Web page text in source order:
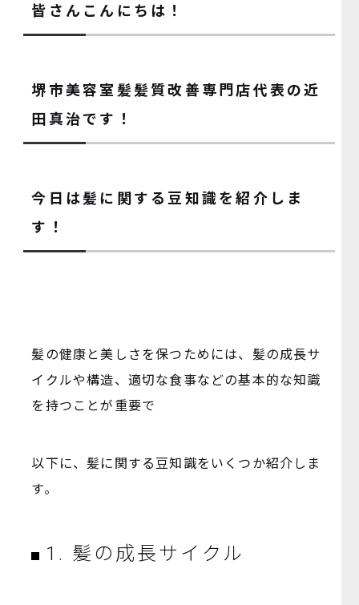
皆さんこんにちは！
堺市美容室髪髪質改善専門店代表の近
田真治です！
今日は髪に関する豆知識を紹介しま
す！
髪の健康と美しさを保つためには、髪の成長サ
イクルや構造、適切な食事などの基本的な知識
を持つことが重要で
以下に、髪に関する豆知識をいくつか紹介しま
す。
1. 髪の成長サイクル